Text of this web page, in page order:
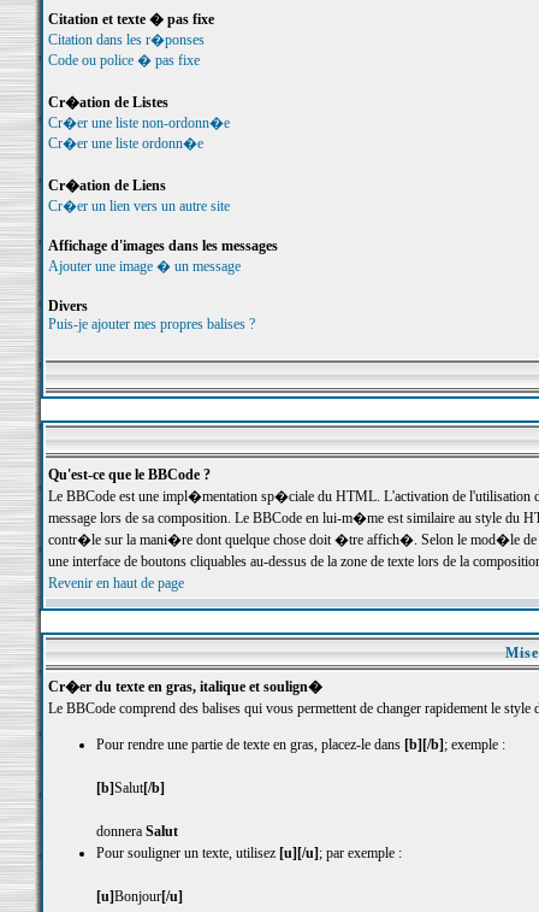
Citation et texte � pas fixe
Citation dans les r�ponses
Code ou police � pas fixe
Cr�ation de Listes
Cr�er une liste non-ordonn�e
Cr�er une liste ordonn�e
Cr�ation de Liens
Cr�er un lien vers un autre site
Affichage d'images dans les messages
Ajouter une image � un message
Divers
Puis-je ajouter mes propres balises ?
Qu'est-ce que le BBCode ?
Le BBCode est une impl�mentation sp�ciale du HTML. L'activation de
message lors de sa composition. Le BBCode en lui-m�me est similaire au style du
contr�le sur la mani�re dont quelque chose doit �tre affich�. Selon le mod�le de
une interface de boutons cliquables au-dessus de la zone de texte lors de la
Revenir en haut de page
Cr�er du texte en gras, italique et soulign�
Le BBCode comprend des balises qui vous permettent de changer rapidement le
Pour rendre une partie de texte en gras, placez-le dans [b][/b] ; exemple :
[b]Salut[/b]
donnera Salut
Pour souligner un texte, utilisez [u][/u] ; par exemple :
[u]Bonjour[/u]